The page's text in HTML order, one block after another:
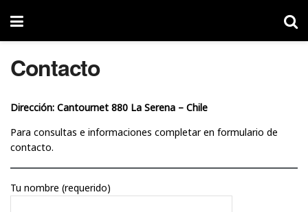
Contacto
Dirección: Cantournet 880 La Serena – Chile
Para consultas e informaciones completar en formulario de
contacto.
Tu nombre (requerido)